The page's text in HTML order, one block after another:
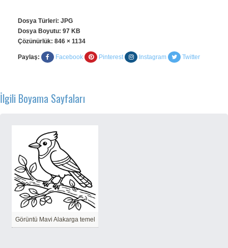
Dosya Türleri: JPG
Dosya Boyutu: 97 KB
Çözünürlük: 846 × 1134
Paylaş: Facebook Pinterest Instagram Twitter
İlgili Boyama Sayfaları
Görüntü Mavi Alakarga temel